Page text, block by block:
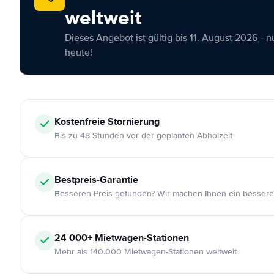
weltweit
Dieses Angebot ist gültig bis 11. August 2026 -
heute!
KostenfreieStornierung
Bis zu 48 Stunden vor der geplanten Abholzeit
Bestpreis-Garantie
Besseren Preis gefunden? Wir machen Ihnen ein
24 000+ Mietwagen-Stationen
Mehr als 140.000 Mietwagen-Stationen weltweit